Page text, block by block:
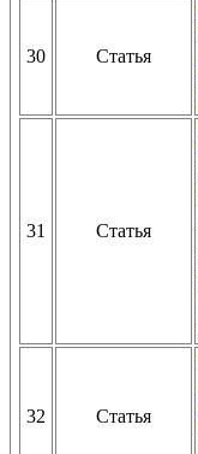
30 Статья
31 Статья
32 Статья